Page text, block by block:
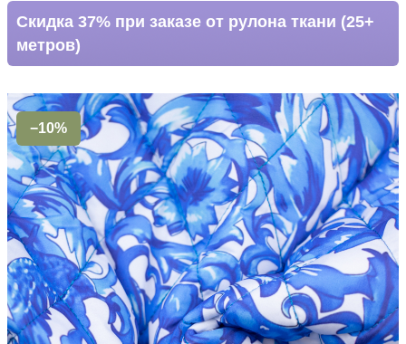
Скидка 37% при заказе от рулона ткани (25+
метров)
−10%